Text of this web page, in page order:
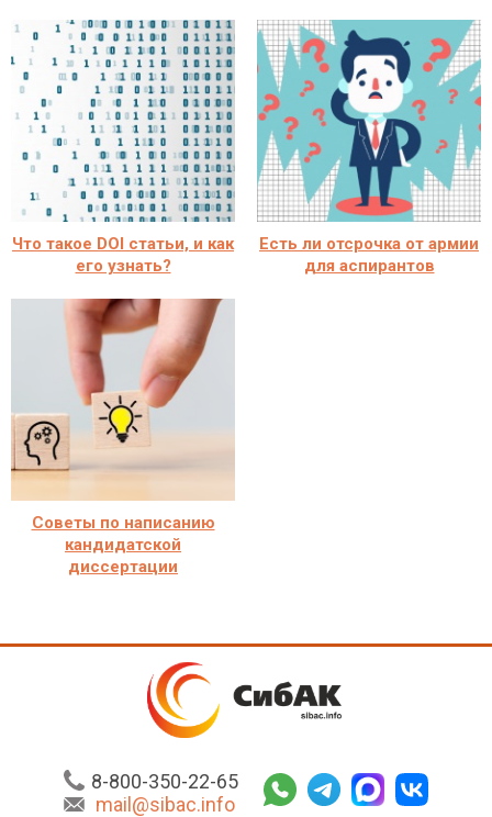
Что такое DOI статьи, и как
его узнать?
Есть ли отсрочка от армии
для аспирантов
Советы по написанию
кандидатской
диссертации
8-800-350-22-65
mail@sibac.info